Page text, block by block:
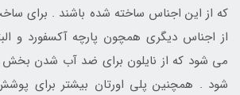
که از این اجناس ساخته شده باشند . برای
از اجناس دیگری همچون پارچه آکسفورد و
می شود که از نایلون برای ضد آب شدن بخش
شود . همچنین پلی اورتان بیشتر برای